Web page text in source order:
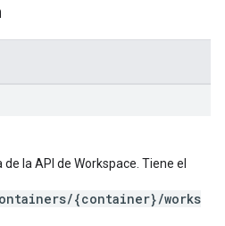
la API de Workspace. Tiene el
{container}/works